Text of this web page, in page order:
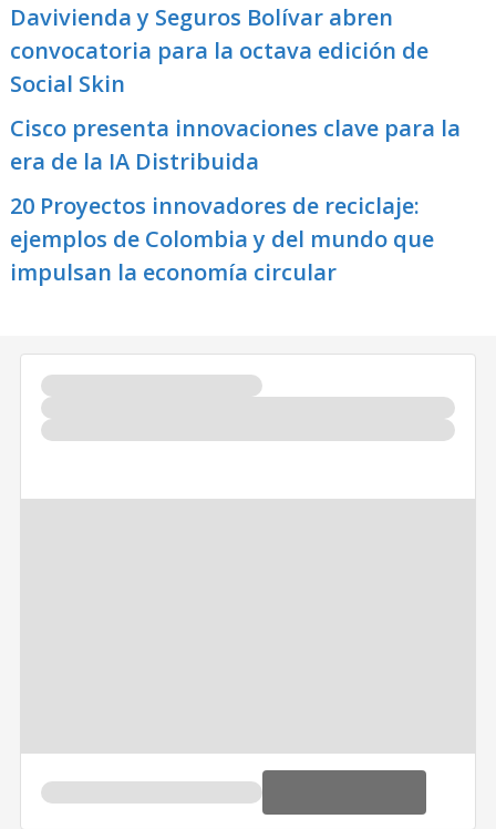
Davivienda y Seguros Bolívar abren
convocatoria para la octava edición de
Social Skin
Cisco presenta innovaciones clave para la
era de la IA Distribuida
20 Proyectos innovadores de reciclaje:
ejemplos de Colombia y del mundo que
impulsan la economía circular